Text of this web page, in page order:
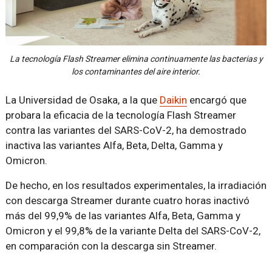
La tecnología Flash Streamer elimina continuamente las bacterias y
los contaminantes del aire interior.
La Universidad de Osaka, a la que Daikin encargó que
probara la eficacia de la tecnología Flash Streamer
contra las variantes del SARS-CoV-2, ha demostrado
inactiva las variantes Alfa, Beta, Delta, Gamma y
Omicron.
De hecho, en los resultados experimentales, la irradiación
con descarga Streamer durante cuatro horas inactivó
más del 99,9% de las variantes Alfa, Beta, Gamma y
Omicron y el 99,8% de la variante Delta del SARS-CoV-2,
en comparación con la descarga sin Streamer.